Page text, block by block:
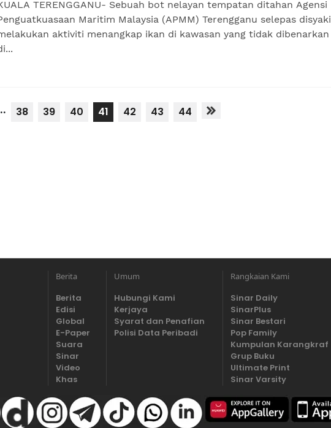
TERENGGANU- Sebuah bot nelayan tempatan ditahan Agensi
Maritim Malaysia (APMM) Terengganu selepas disyaki
aktiviti menangkap ikan di kawasan yang tidak dibenarkan
38 39 40 41 42 43 44
Berita
Berita
Edisi
Global
E-Paper
Suara
Sinar
Video
Khas
Umum
Hubungi Kami
Kerjaya
Syarat dan Penafian
Polisi Data Peribadi
Rangkaian Kami
Sinar Daily
SinarPlus
Sinar Bestari
Pop Family
Kumpulan Karangkraf
Grup Buku
Ultimate Print
Sinar Varsity